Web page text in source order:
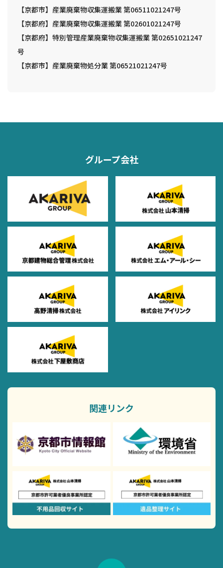
【京都市】産業廃棄物収集運搬業 第06511021247号
【京都府】産業廃棄物収集運搬業 第02601021247号
【京都府】特別管理産業廃棄物収集運搬業 第02651021247
号
【京都市】産業廃棄物処分業 第06521021247号
グループ会社
関連リンク